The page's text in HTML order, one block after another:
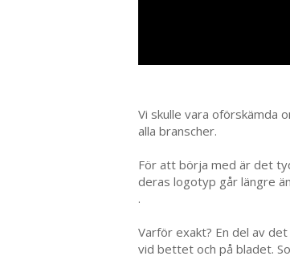
Vi skulle vara oförskämda
alla branscher.
För att börja med är det
deras logotyp går längre
.
Varför exakt? En del av
vid bettet och på bladet.